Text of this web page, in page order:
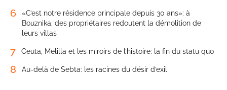
6
«C’est notre résidence principale depuis 30 ans»: à
Bouznika, des propriétaires redoutent la démolition de
leurs villas
7 Ceuta, Melilla et les miroirs de l’histoire: la fin du statu quo
8 Au-delà de Sebta: les racines du désir d’exil